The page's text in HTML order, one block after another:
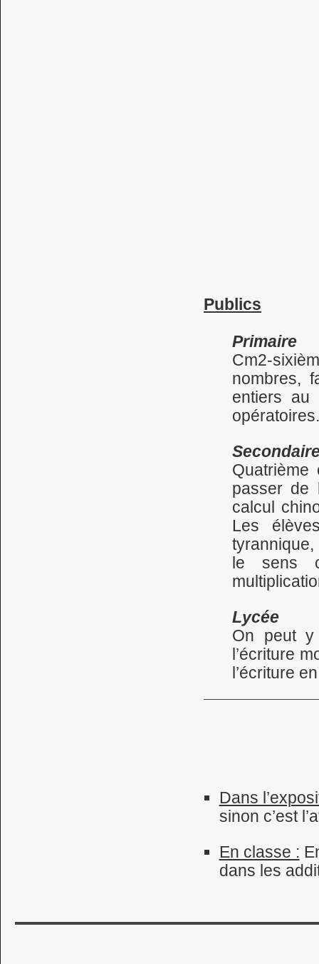
Publics
Primaire
Cm2-
nombres,
entiers au
opératoires.
passer de
calcul
Les
tyrannique,
le sens
Lycée
On peut y
l’écriture
l’écriture
Dans
sinon c’est
En classe :
dans les